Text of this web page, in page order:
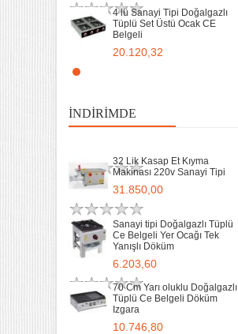
4 lü Sanayi Tipi Doğalgazlı
Tüplü Set Üstü Ocak CE
Belgeli
20.120,32
9.400,00
Sanayi Tip Yonca Waffle
Makinası Değişir Plaka Çap
17,5
11.902,13
İNDIRIMDE
6.203,60
70 Cm Yarı oluklu Doğalgazlı
Tüplü Ce Belgeli Döküm
Izgara
Makinesi Yatık Kazan
Devirmeli Tekerlekli Ozay
32 Lik Kasap Et Kıyma
Makinası 220v Sanayi Tipi
31.850,00
Sanayi tipi Doğalgazlı Tüplü
Ce Belgeli Yer Ocağı Tek
Yanışlı Döküm
6.203,60
70 Cm Yarı oluklu Doğalgazlı
Tüplü Ce Belgeli Döküm
Izgara
10.746,80